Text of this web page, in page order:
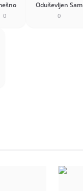
0
Oduševljen Sam
0